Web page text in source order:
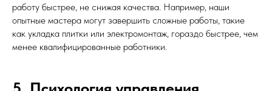
работу быстрее, не снижая качества. Например, наши
опытные мастера могут завершить сложные работы, такие
как укладка плитки или электромонтаж, гораздо быстрее, чем
менее квалифицированные работники.